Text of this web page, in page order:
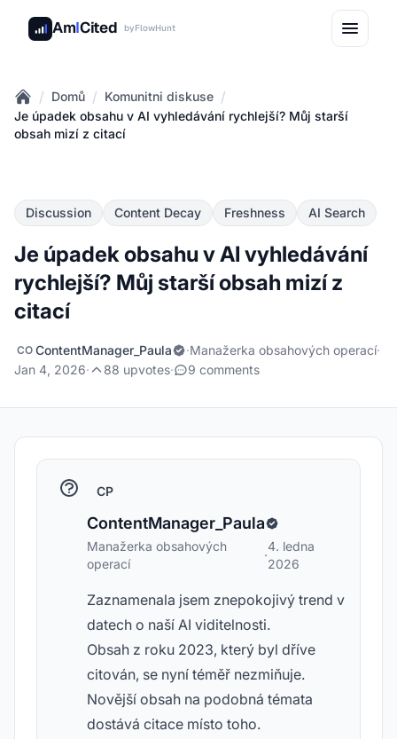
AmICited byFlowHunt
Home
/ Domů / Komunitni diskuse /
Je úpadek obsahu v AI vyhledávání rychlejší? Můj starší
obsah mizí z citací
Discussion Content Decay Freshness AI Search
Je úpadek obsahu v AI vyhledávání
rychlejší? Můj starší obsah mizí z
citací
CO ContentManager_Paula ·Manažerka obsahových operací·
Jan 4, 2026· 88 upvotes· 9 comments
CP
ContentManager_Paula
Manažerka obsahových
operací
·
4. ledna
2026
Zaznamenala jsem znepokojivý trend v
datech o naší AI viditelnosti.
Obsah z roku 2023, který byl dříve
citován, se nyní téměř nezmiňuje.
Novější obsah na podobná témata
dostává citace místo toho.